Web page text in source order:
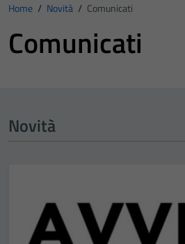
Home / Novità / Comunicati
Comunicati
Novità